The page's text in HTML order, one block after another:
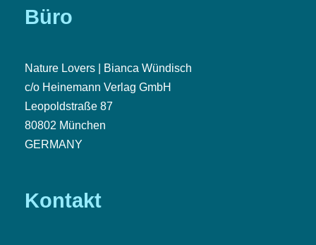
Büro
Nature Lovers | Bianca Wündisch
c/o Heinemann Verlag GmbH
Leopoldstraße 87
80802 München
GERMANY
Kontakt